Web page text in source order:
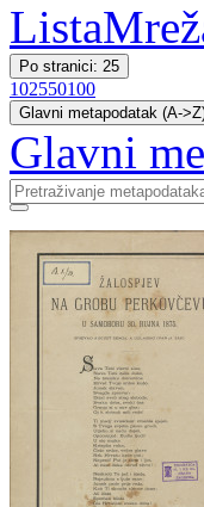
Lista
Po stranici: 25
102550100
Glavni metapodatak (A-
Glavni